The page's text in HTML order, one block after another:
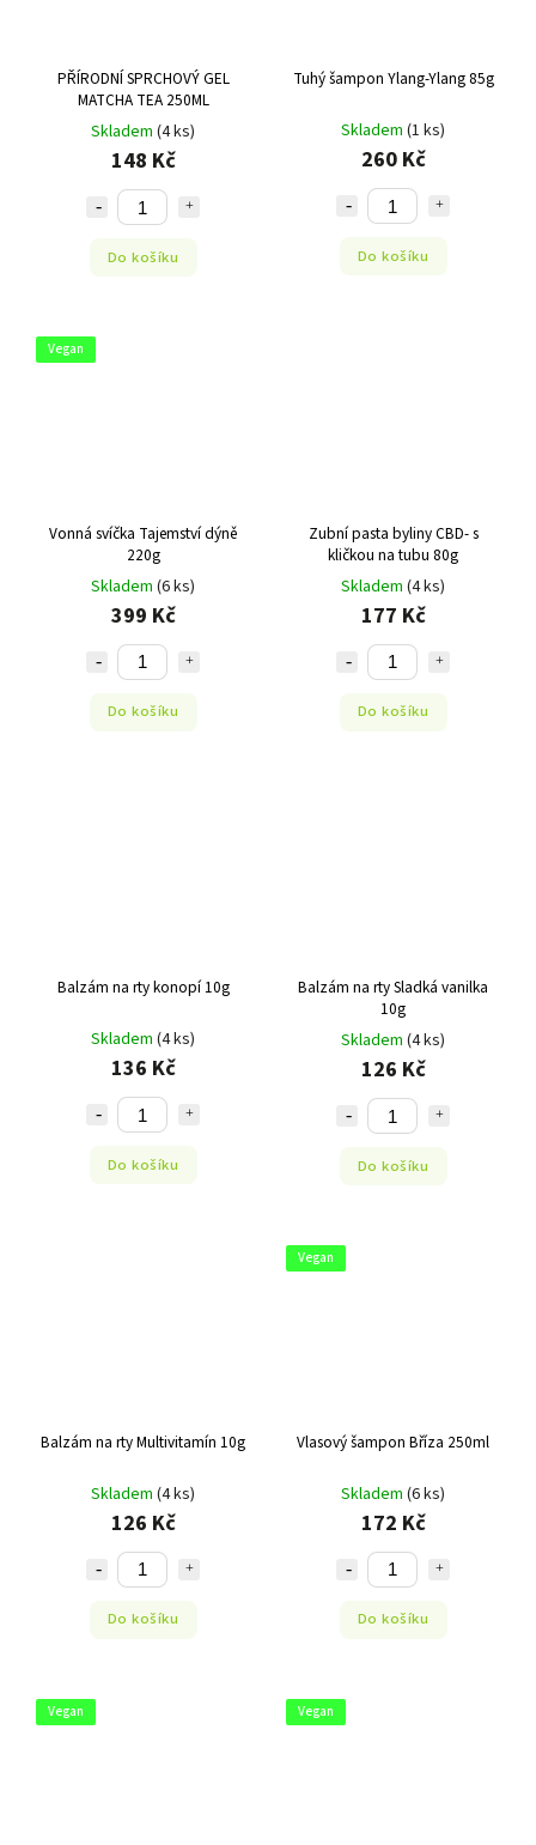
PŘÍRODNÍ SPRCHOVÝ GEL
MATCHA TEA 250ML
Skladem (4 ks)
148 Kč
Do košíku
Tuhý šampon Ylang-Ylang 85g
Skladem (1 ks)
260 Kč
Do košíku
Vegan
Vonná svíčka Tajemství dýně
220g
Skladem (6 ks)
399 Kč
Do košíku
Zubní pasta byliny CBD- s
kličkou na tubu 80g
Skladem (4 ks)
177 Kč
Do košíku
Balzám na rty konopí 10g
Skladem (4 ks)
136 Kč
Do košíku
Balzám na rty Sladká vanilka
10g
Skladem (4 ks)
126 Kč
Do košíku
Balzám na rty Multivitamín 10g
Skladem (4 ks)
126 Kč
Do košíku
Vegan
Vlasový šampon Bříza 250ml
Skladem (6 ks)
172 Kč
Do košíku
Vegan Vegan